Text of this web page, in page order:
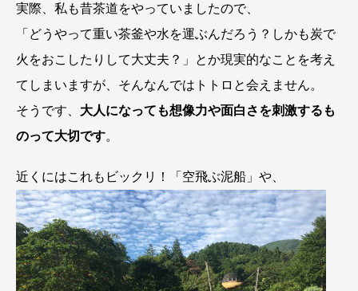
実際、私も昔茶道をやっていましたので、
「どうやって重い茶釜や水を運ぶんだろう？しかも炭で
火をおこしたりして大丈夫？」とか現実的なことを考え
てしまいますが、そんなんではトトロと会えません。
そうです、 大人になっても想像力や面白さを刺激するも
のって大切です。
近くにはこれもビックリ！「空飛ぶ泥船」や、